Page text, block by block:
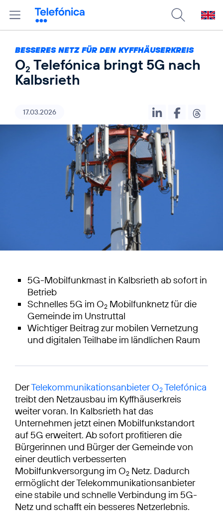
BESSERES NETZ FÜR DEN KYFFHÄUSERKREIS
O2 Telefónica bringt 5G nach
Kalbsrieth
17.03.2026
5G-Mobilfunkmast in Kalbsrieth ab sofort in
Betrieb
Schnelles 5G im O2 Mobilfunknetz für die
Gemeinde im Unstruttal
Wichtiger Beitrag zur mobilen Vernetzung
und digitalen Teilhabe im ländlichen Raum
DerTelekommunikationsanbieter O2Telefónica
treibt den Netzausbau im Kyffhäuserkreis
weiter voran. In Kalbsrieth hat das
Unternehmen jetzt einen Mobilfunkstandort
auf 5G erweitert. Ab sofort profitieren die
Bürgerinnen und Bürger der Gemeinde von
einer deutlich verbesserten
Mobilfunkversorgung im O2 Netz. Dadurch
ermöglicht der Telekommunikationsanbieter
eine stabile und schnelle Verbindung im 5G-
Netz und schafft ein besseres Netzerlebnis.